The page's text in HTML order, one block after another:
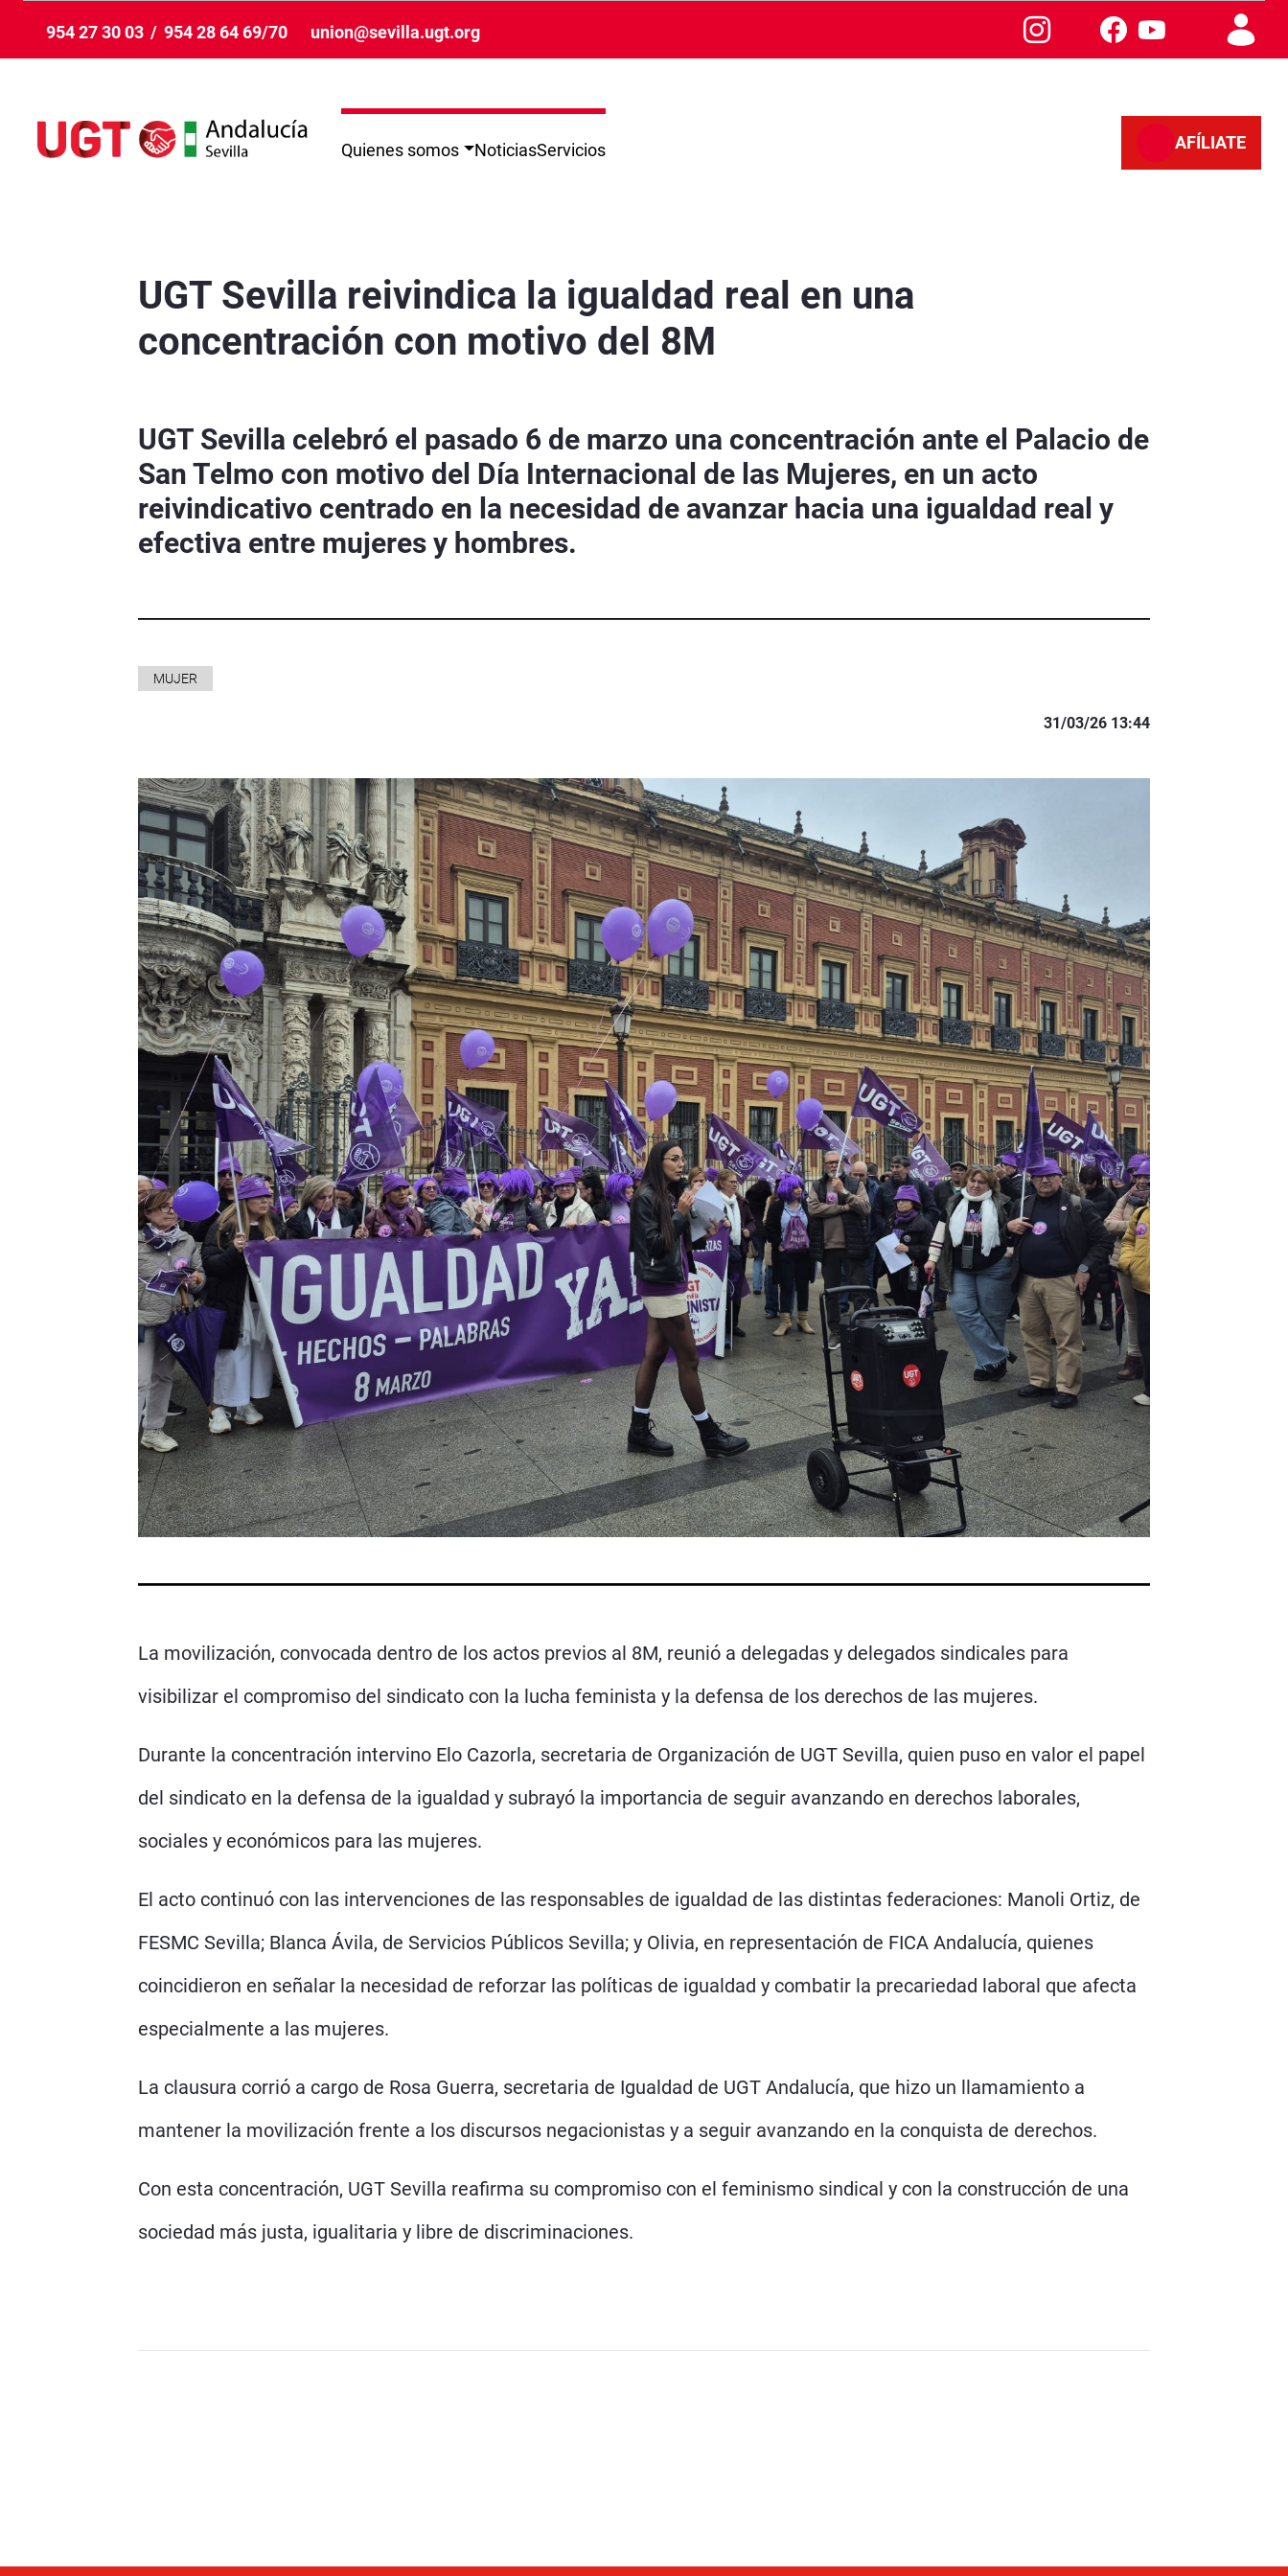
954 27 30 03 / 954 28 64 69/70 union@sevilla.ugt.org
Quienes somos NoticiasServicios AFÍLIATE
UGT Sevilla reivindica la igualdad real en una
concentración con motivo del 8M
UGT Sevilla celebró el pasado 6 de marzo una concentración ante el Palacio de
San Telmo con motivo del Día Internacional de las Mujeres, en un acto
reivindicativo centrado en la necesidad de avanzar hacia una igualdad real y
efectiva entre mujeres y hombres.
MUJER
31/03/26 13:44
La movilización, convocada dentro de los actos previos al 8M, reunió a delegadas y delegados sindicales para
visibilizar el compromiso del sindicato con la lucha feminista y la defensa de los derechos de las mujeres.
Durante la concentración intervino Elo Cazorla, secretaria de Organización de UGT Sevilla, quien puso en valor el papel
del sindicato en la defensa de la igualdad y subrayó la importancia de seguir avanzando en derechos laborales,
sociales y económicos para las mujeres.
El acto continuó con las intervenciones de las responsables de igualdad de las distintas federaciones: Manoli Ortiz, de
FESMC Sevilla; Blanca Ávila, de Servicios Públicos Sevilla; y Olivia, en representación de FICA Andalucía, quienes
coincidieron en señalar la necesidad de reforzar las políticas de igualdad y combatir la precariedad laboral que afecta
especialmente a las mujeres.
La clausura corrió a cargo de Rosa Guerra, secretaria de Igualdad de UGT Andalucía, que hizo un llamamiento a
mantener la movilización frente a los discursos negacionistas y a seguir avanzando en la conquista de derechos.
Con esta concentración, UGT Sevilla reafirma su compromiso con el feminismo sindical y con la construcción de una
sociedad más justa, igualitaria y libre de discriminaciones.